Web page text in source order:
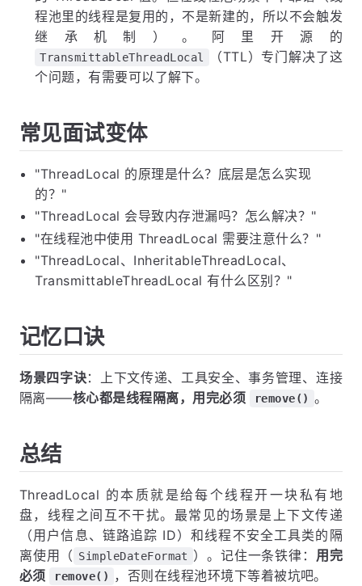
程池里的线程是复用的，不是新建的，所以不会触发
继承机制）。阿里开源的
TransmittableThreadLocal
（TTL）专门解决了这
个问题，有需要可以了解下。
常见面试变体
"ThreadLocal 的原理是什么？底层是怎么实现
的？"
"ThreadLocal 会导致内存泄漏吗？怎么解决？"
"在线程池中使用 ThreadLocal 需要注意什么？"
"ThreadLocal、InheritableThreadLocal、
TransmittableThreadLocal 有什么区别？"
记忆口诀
场景四字诀：上下文传递、工具安全、事务管理、连接
隔离——核心都是线程隔离，用完必须 remove() 。
总结
ThreadLocal 的本质就是给每个线程开一块私有地
盘，线程之间互不干扰。最常见的场景是上下文传递
（用户信息、链路追踪 ID）和线程不安全工具类的隔
离使用（ SimpleDateFormat ）。记住一条铁律： 用完
必须
remove() ，否则在线程池环境下等着被坑吧。